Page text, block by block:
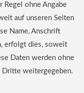
Regel ohne Angabe
auf unseren Seiten
Name, Anschrift
erfolgt dies, soweit
Daten werden ohne
Dritte weitergegeben.